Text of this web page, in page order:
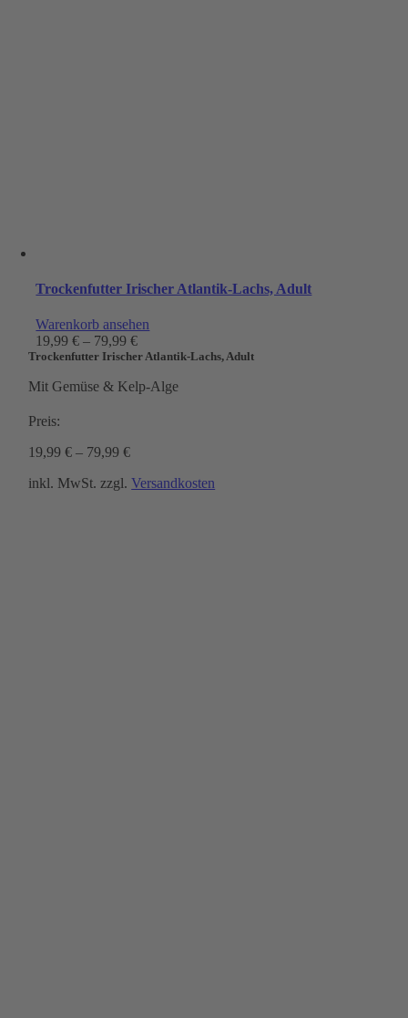
Trockenfutter Irischer Atlantik-Lachs, Adult
Warenkorb ansehen
19,99€ – 79,99€
Trockenfutter Irischer Atlantik-Lachs, Adult
Mit Gemüse & Kelp-Alge
Preis:
19,99€ – 79,99€
inkl. MwSt. zzgl.Versandkosten